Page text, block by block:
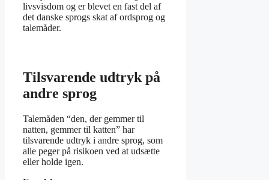
livsvisdom og er blevet en fast del af
det danske sprogs skat af ordsprog og
talemåder.
Tilsvarende udtryk på
andre sprog
Talemåden “den, der gemmer til
natten, gemmer til katten” har
tilsvarende udtryk i andre sprog, som
alle peger på risikoen ved at udsætte
eller holde igen.